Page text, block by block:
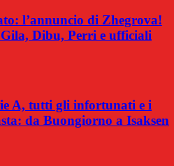
l’annuncio di Zhegrova!
Dibu, Perri e ufficiali
A, tutti gli infortunati e i
da Buongiorno a Isaksen